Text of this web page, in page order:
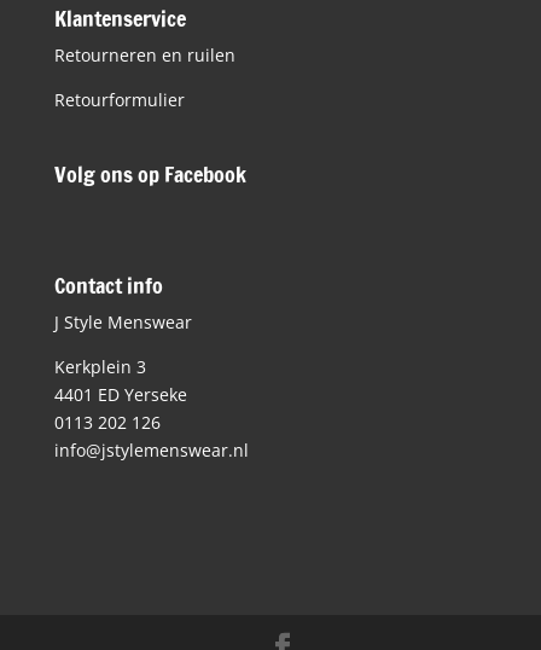
Klantenservice
Retourneren en ruilen
Retourformulier
Volg ons op Facebook
Contact info
J Style Menswear
Kerkplein 3
4401 ED Yerseke
0113 202 126
info@jstylemenswear.nl